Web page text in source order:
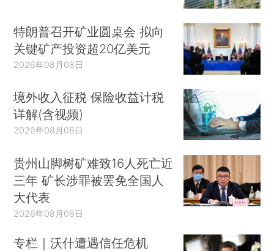
特朗普召开矿业圆桌会 拟向
关键矿产投资超20亿美元
2026年08月08日
境外收入征税 保险收益计税
详解(含视频)
2026年08月08日
贵州山脚树矿难致16人死亡近
三年 矿长涉罪被罢免全国人
大代表
2026年08月08日
专栏｜沃什遭遇信任危机